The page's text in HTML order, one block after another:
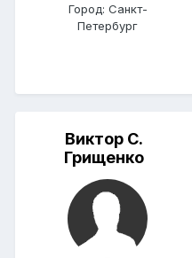
Город: Санкт-
Петербург
Виктор С.
Грищенко